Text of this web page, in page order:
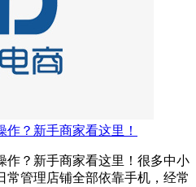
？新手商家看这里！
作？新手商家看这里！很多中小
常管理店铺全部依靠手机，经常